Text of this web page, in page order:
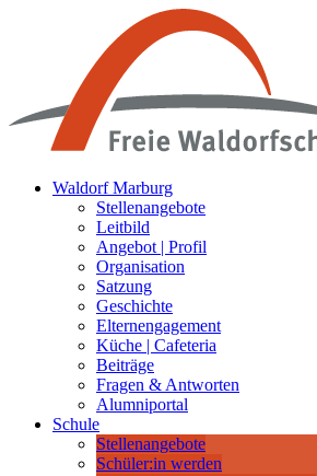
Waldorf Marburg
Stellenangebote
Leitbild
Angebot | Profil
Organisation
Satzung
Geschichte
Elternengagement
Küche | Cafeteria
Beiträge
Fragen & Antworten
Alumniportal
Schule
Stellenangebote
Schüler:in werden